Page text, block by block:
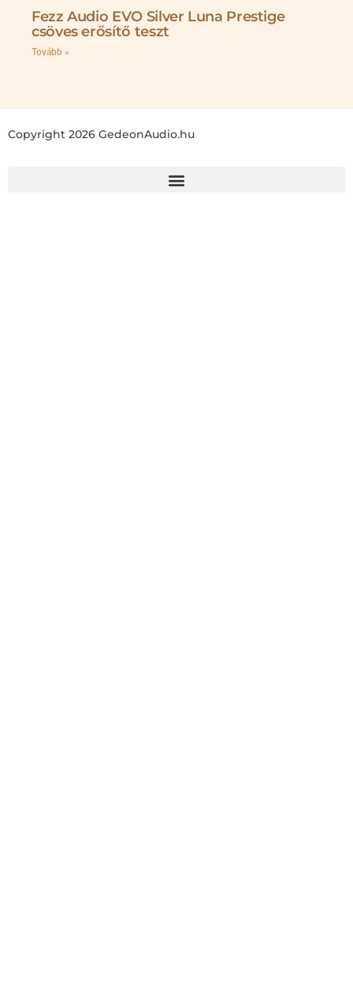
Fezz Audio EVO Silver Luna Prestige
csöves erősítő teszt
Tovább »
Copyright 2026 GedeonAudio.hu